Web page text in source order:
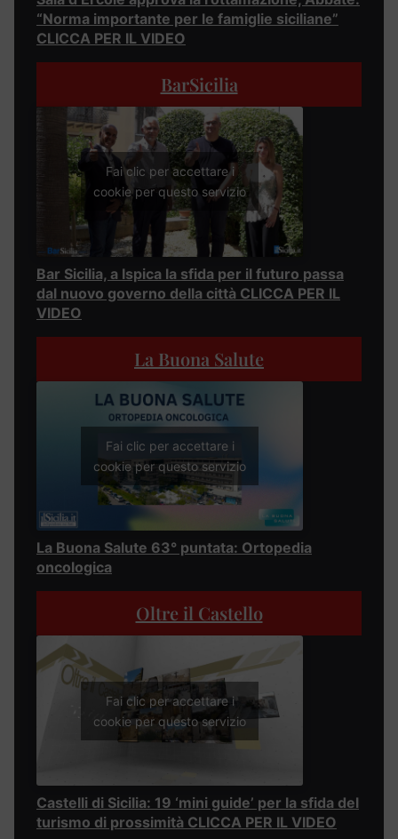
“Norma importante per le famiglie siciliane”
CLICCA PER IL VIDEO
BarSicilia
Fai clic per accettare i
cookie per questo servizio
Bar Sicilia, a Ispica la sfida per il futuro passa
dal nuovo governo della città CLICCA PER IL
VIDEO
La Buona Salute
Fai clic per accettare i
cookie per questo servizio
La Buona Salute 63° puntata: Ortopedia
oncologica
Oltre il Castello
Fai clic per accettare i
cookie per questo servizio
Castelli di Sicilia: 19 ‘mini guide’ per la sfida del
turismo di prossimità CLICCA PER IL VIDEO